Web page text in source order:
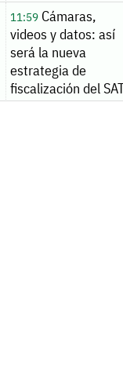
11:59Cámaras,
videos y datos: así
será la nueva
estrategia de
fiscalización del